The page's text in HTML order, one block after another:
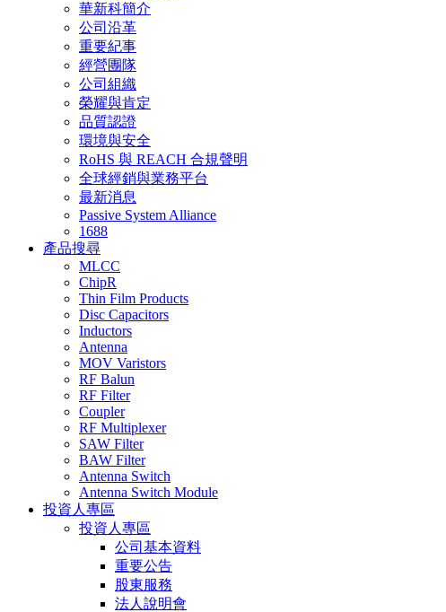
華新科簡介
公司沿革
重要紀事
經營團隊
公司組織
榮耀與肯定
品質認證
環境與安全
RoHS 與 REACH 合規聲明
全球經銷與業務平台
最新消息
Passive System Alliance
1688
產品搜尋
MLCC
ChipR
Thin Film Products
Disc Capacitors
Inductors
Antenna
MOV Varistors
RF Balun
RF Filter
Coupler
RF Multiplexer
SAW Filter
BAW Filter
Antenna Switch
Antenna Switch Module
投資人專區
投資人專區
公司基本資料
重要公告
股東服務
法人說明會